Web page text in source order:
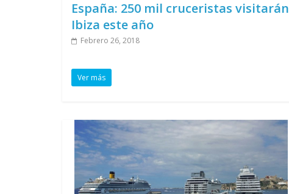
España: 250 mil cruceristas visitarán
Ibiza este año
Febrero 26, 2018
Ver más